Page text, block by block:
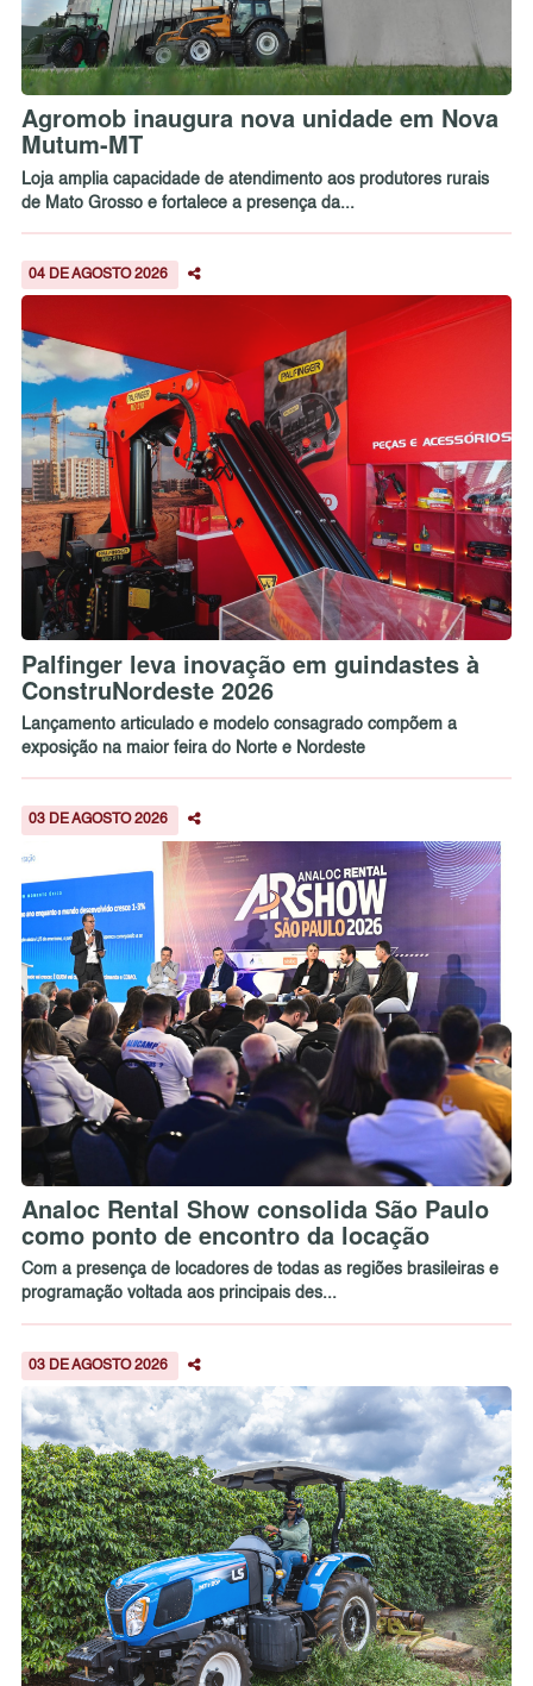
Agromob inaugura nova unidade em Nova
Mutum-MT
Loja amplia capacidade de atendimento aos produtores rurais
de Mato Grosso e fortalece a presença da...
04 DE AGOSTO 2026
Palfinger leva inovação em guindastes à
ConstruNordeste 2026
Lançamento articulado e modelo consagrado compõem a
exposição na maior feira do Norte e Nordeste
03 DE AGOSTO 2026
Analoc Rental Show consolida São Paulo
como ponto de encontro da locação
Com a presença de locadores de todas as regiões brasileiras e
programação voltada aos principais des...
03 DE AGOSTO 2026